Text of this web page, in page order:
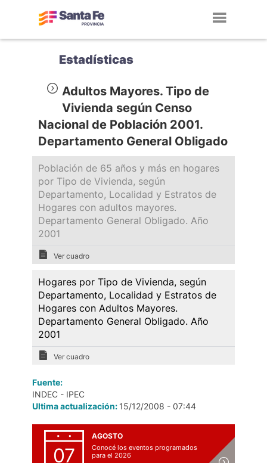
Estadísticas
Adultos Mayores. Tipo de
Vivienda según Censo
Nacional de Población 2001.
Departamento General Obligado
Población de 65 años y más en hogares
por Tipo de Vivienda, según
Departamento, Localidad y Estratos de
Hogares con adultos mayores.
Departamento General Obligado. Año
2001
Ver cuadro
Hogares por Tipo de Vivienda, según
Departamento, Localidad y Estratos de
Hogares con Adultos Mayores.
Departamento General Obligado. Año
2001
Ver cuadro
Fuente:
INDEC - IPEC
Ultima actualización: 15/12/2008 - 07:44
07
AGOSTO
Conocé los eventos programados
para el 2026